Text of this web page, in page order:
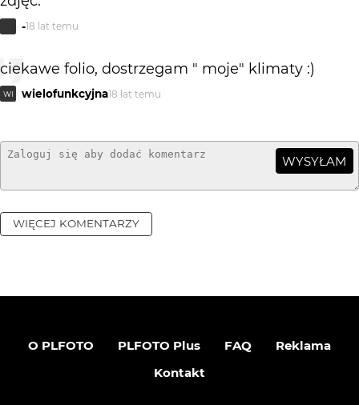
-18 lat temu
ciekawe folio, dostrzegam " moje" klimaty :)
WI wielofunkcyjna18 lat temu
WYSYŁAM
WIĘCEJ KOMENTARZY
O PLFOTO PLFOTO Plus FAQ
Reklama
Kontakt